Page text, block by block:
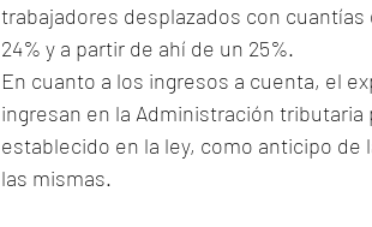
trabajadores desplazados con
24% y a partir de ahí de un 25%.
En cuanto a los ingresos a cuenta, el
ingresan en la Administración
establecido en la ley, como anticipo
las mismas.